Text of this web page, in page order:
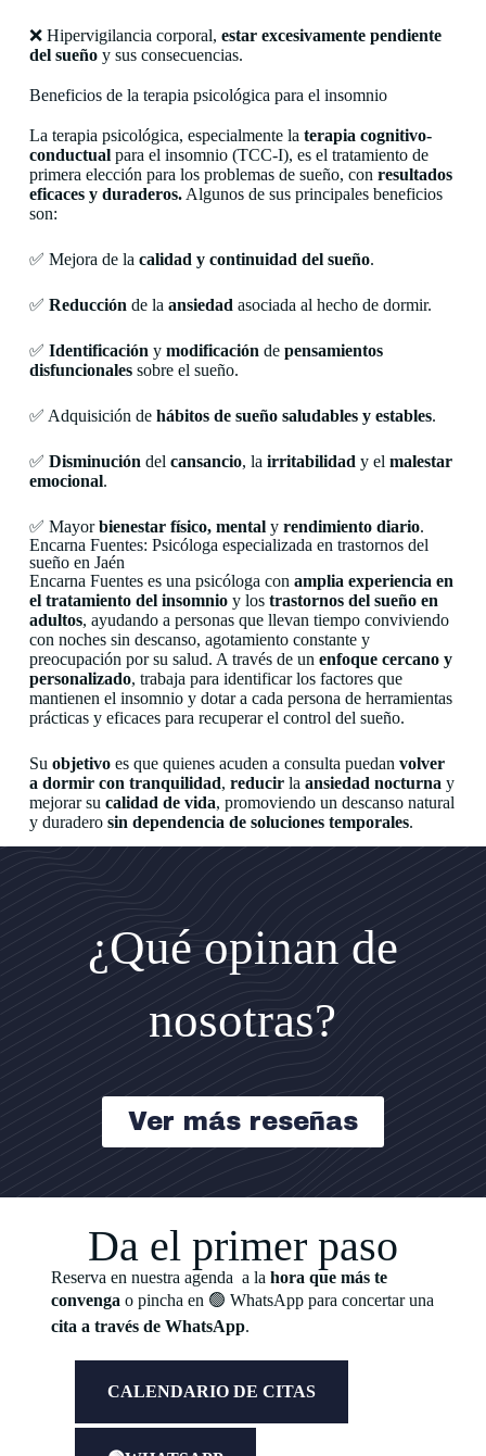
❌ Hipervigilancia corporal, estar excesivamente pendiente
del sueñoy sus consecuencias.
Beneficios de la terapia psicológica para el insomnio
La terapia psicológica, especialmente la terapia cognitivo-
conductualpara el insomnio (TCC-I), es el tratamiento de
primera elección para los problemas de sueño, con resultados
eficaces y duraderos.Algunos de sus principales beneficios
son:
✅ Mejora de la calidad y continuidad del sueño.
✅ Reducción de la ansiedad asociada al hecho de dormir.
✅ Identificación y modificación de pensamientos
disfuncionalessobre el sueño.
✅ Adquisición de hábitos de sueño saludables y estables.
✅ Disminución del cansancio, la irritabilidad y el malestar
emocional.
✅ Mayorbienestar físico, mentaly rendimiento diario.
Encarna Fuentes: Psicóloga especializada en trastornos del
sueño en Jaén
Encarna Fuentes es una psicóloga con amplia experiencia en
el tratamiento del insomnioy los trastornos del sueño en
adultos, ayudando a personas que llevan tiempo conviviendo
con noches sin descanso, agotamiento constante y
preocupación por su salud. A través de un enfoque cercano y
personalizado, trabaja para identificar los factores que
mantienen el insomnio y dotar a cada persona de herramientas
prácticas y eficaces para recuperar el control del sueño.
Su objetivoes que quienes acuden a consulta puedan volver
a dormir con tranquilidad, reducirla ansiedad nocturna y
mejorar su calidad de vida, promoviendo un descanso natural
y duradero sin dependencia de soluciones temporales.
¿Qué opinan de
nosotras?
Ver más reseñas
Da el primer paso
Reserva en nuestra agenda a la hora que más te
convenga o pincha en 🟢 WhatsApp para concertar una
cita a través de WhatsApp.
CALENDARIO DE CITAS